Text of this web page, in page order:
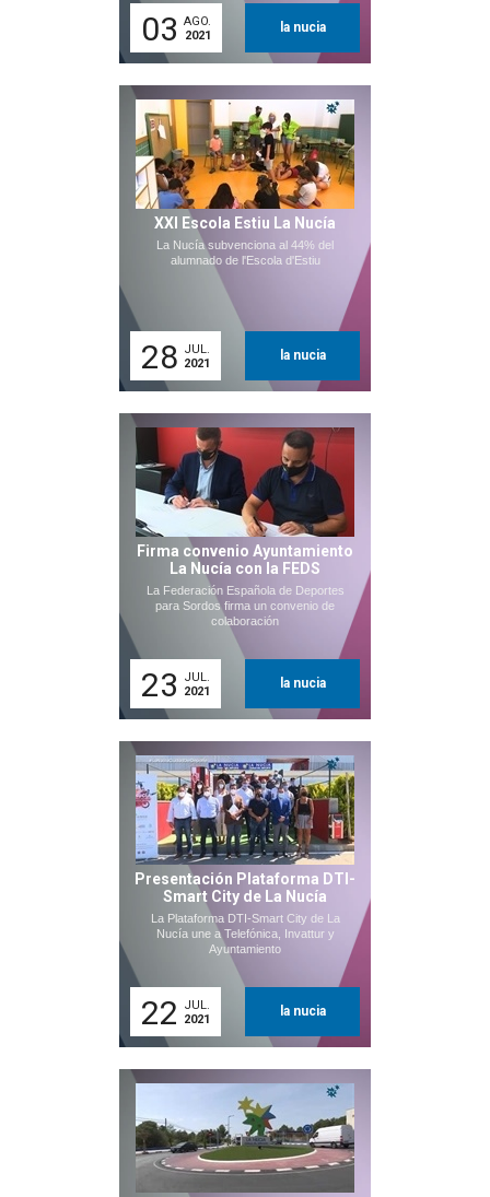
03 AGO.
2021
la nucia
XXI Escola Estiu La Nucía
La Nucía subvenciona al 44% del
alumnado de l'Escola d'Estiu
28 JUL.
2021
la nucia
Firma convenio Ayuntamiento
La Nucía con la FEDS
La Federación Española de Deportes
para Sordos firma un convenio de
colaboración
23
JUL.
2021
la nucia
Presentación Plataforma DTI-
Smart City de La Nucía
La Plataforma DTI-Smart City de La
Nucía une a Telefónica, Invattur y
Ayuntamiento
22
JUL.
2021
la nucia